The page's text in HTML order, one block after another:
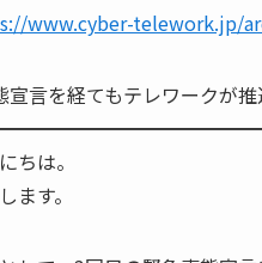
www.cyber-telework.jp/
宣言を経てもテレワークが
ちは。
ます。